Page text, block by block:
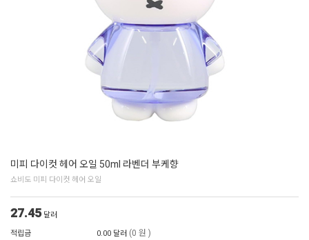
미피 다이컷 헤어 오일 50ml 라벤더 부케향
쇼비도 미피 다이컷 헤어 오일
27.45 달러
적립금
0.00 달러 (0 원 )